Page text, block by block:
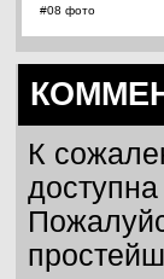
#08 фото
К